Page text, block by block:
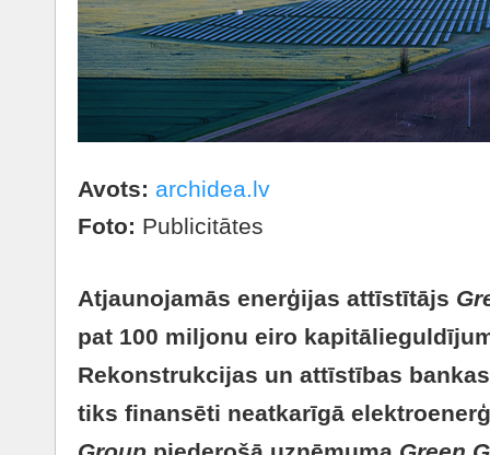
Avots: archidea.lv
Foto: Publicitātes
Atjaunojamās enerģijas attīstītājs
pat 100 miljonu eiro
Rekonstrukcijas un attīstības
tiks finansēti neatkarīgā